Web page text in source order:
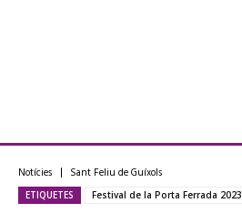
Notícies Sant Feliu de Guíxols
ETIQUETES Festival de la Porta Ferrada 2023